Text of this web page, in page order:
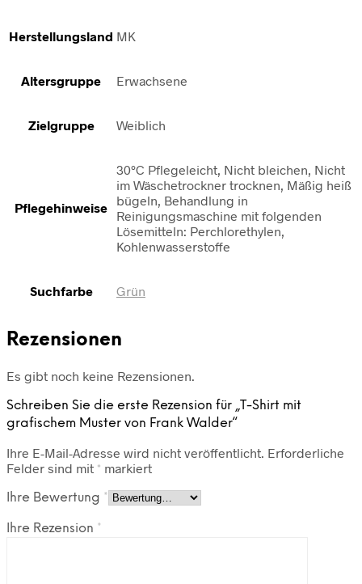
Herstellungsland MK
Altersgruppe Erwachsene
Zielgruppe Weiblich
Pflegehinweise
30°C Pflegeleicht, Nicht bleichen, Nicht
im Wäschetrockner trocknen, Mäßig heiß
bügeln, Behandlung in
Reinigungsmaschine mit folgenden
Lösemitteln: Perchlorethylen,
Kohlenwasserstoffe
Suchfarbe Grün
Rezensionen
Es gibt noch keine Rezensionen.
Schreiben Sie die erste Rezension für „T-Shirt mit
grafischem Muster von Frank Walder“
Ihre E-Mail-Adresse wird nicht veröffentlicht. Erforderliche
Felder sind mit * markiert
Ihre Bewertung *
Ihre Rezension *